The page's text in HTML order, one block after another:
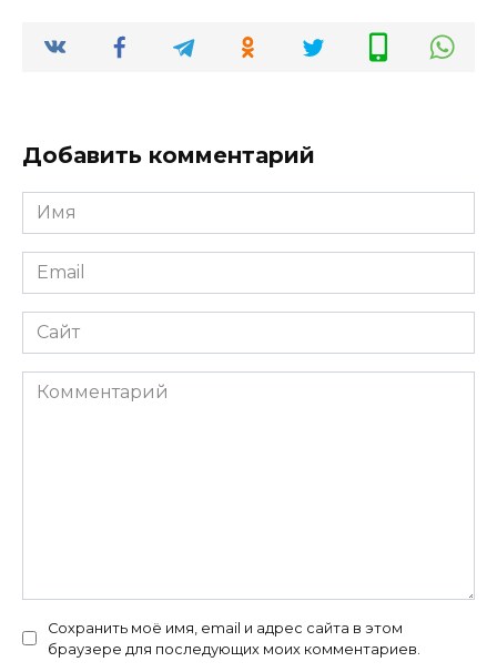
Добавить комментарий
Имя
*
Email
*
Сайт
Комментарий
Сохранить моё имя, email и адрес сайта в этом
браузере для последующих моих комментариев.